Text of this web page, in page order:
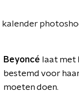
kalender
Beyoncé laat met
bestemd voor
moeten doen.